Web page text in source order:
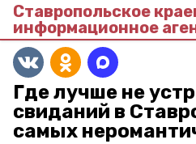
Ставропольское
информационное
Где лучше не
свиданий в
самых